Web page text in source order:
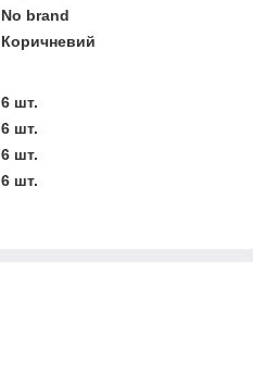
No brand
Коричневий
6 шт.
6 шт.
6 шт.
6 шт.